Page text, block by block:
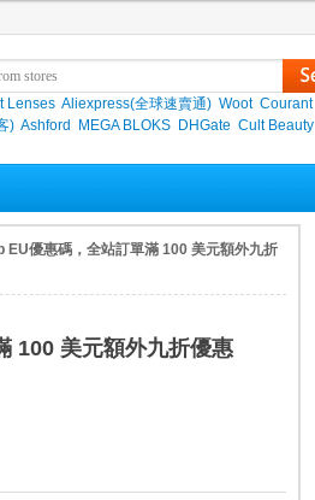
Lenses Aliexpress(全球速賣通) Woot Courant
) Ashford MEGA BLOKS DHGate Cult Beauty
EU優惠碼，全站訂單滿 100 美元額外九折
100 美元額外九折優惠